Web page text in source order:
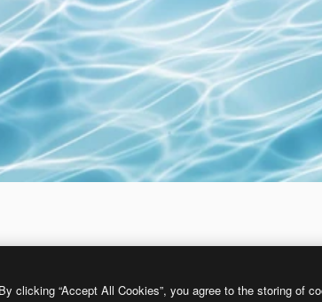
たものです。 AI画像生成ツールを使うと、あなた独自の画像を
By clicking “Accept All Cookies”, you agree to the storing of